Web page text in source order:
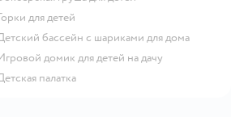
Горки для детей
Детский бассейн с шариками для дома
Игровой домик для детей на дачу
Детская палатка